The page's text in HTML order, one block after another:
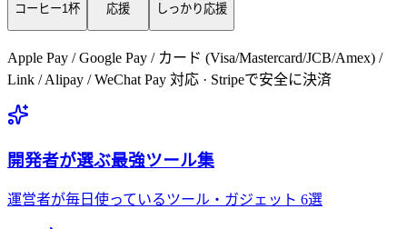
コーヒー1杯 応援 しっかり応援
Apple Pay / Google Pay / カード (Visa/Mastercard/JCB/Amex) /
Link / Alipay / WeChat Pay 対応 · Stripeで安全に決済
開発者が選ぶ最強ツール集
運営者が毎日使っているツール・ガジェット 6選